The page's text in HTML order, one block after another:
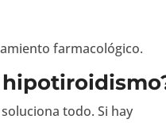
farmacológico.
todo. Si hay